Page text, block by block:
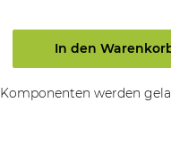
In den
Komponenten werden